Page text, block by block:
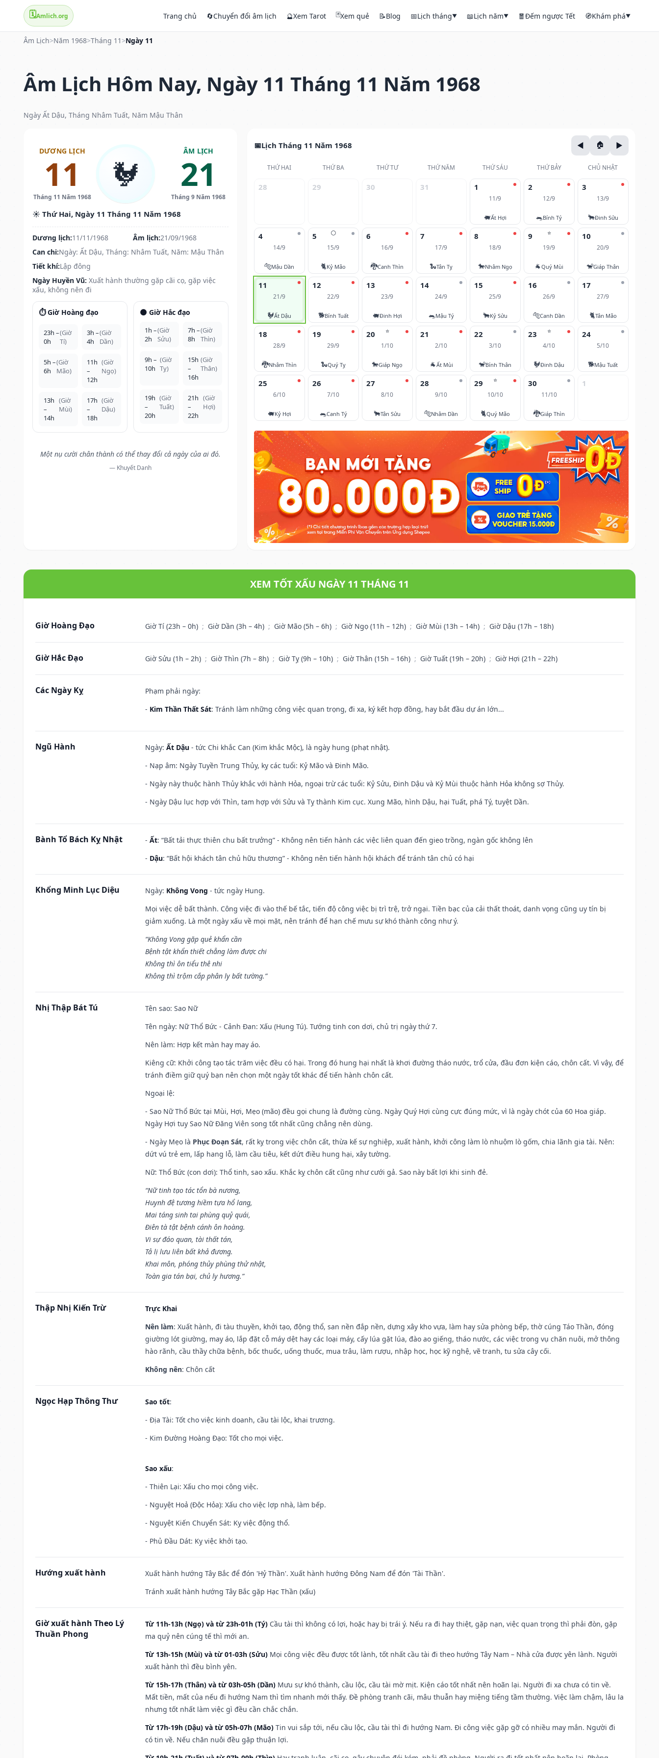
🗓️Amlich.org Trang chủ 🔄Chuyển đổi âm lịch 🔮Xem Tarot 🃏Xem quẻ 📝Blog 📅Lịch tháng▼ 📖Lịch năm▼ 🧧Đếm ngược Tết 🧭Khám phá▼
Âm Lịch>Năm 1968>Tháng 11 >Ngày 11
Âm Lịch Hôm Nay, Ngày 11 Tháng 11 Năm 1968
Ngày Ất Dậu, Tháng Nhâm Tuất, Năm Mậu Thân
DƯƠNG LỊCH
11
Tháng 11 Năm 1968
🐓
ÂM LỊCH
21
Tháng 9 Năm 1968
☀️ Thứ Hai, Ngày 11 Tháng 11 Năm 1968
Dương lịch:11/11/1968 Âm lịch:21/09/1968
Can chi:Ngày: Ất Dậu, Tháng: Nhâm Tuất, Năm: Mậu Thân
Tiết khí:Lập đông
Ngày Huyền Vũ: Xuất hành thường gặp cãi cọ, gặp việc
xấu, không nên đi
⏱️ Giờ Hoàng đạo
23h –
0h
(Giờ
Tí)
3h –
4h
(Giờ
Dần)
5h –
6h
(Giờ
Mão)
11h
–
12h
(Giờ
Ngọ)
13h
–
14h
(Giờ
Mùi)
17h
–
18h
(Giờ
Dậu)
🌑 Giờ Hắc đạo
1h –
2h
(Giờ
Sửu)
7h –
8h
(Giờ
Thìn)
9h –
10h
(Giờ
Tỵ)
15h
–
16h
(Giờ
Thân)
19h
–
20h
(Giờ
Tuất)
21h
–
22h
(Giờ
Hợi)
Một nụ cười chân thành có thể thay đổi cả ngày của ai đó.
— Khuyết Danh
Lịch Tháng 11 Năm 1968
THỨ HAI THỨ BA THỨ TƯ THỨ NĂM THỨ SÁU THỨ BẢY CHỦ NHẬT
28 29 30 31 1
11/9
🐖Ất Hợi
2
12/9
🐀Bính Tý
3
13/9
🐂Đinh Sửu
4
14/9
🐅Mậu Dần
🌕
5
15/9
🐈Kỷ Mão
6
16/9
🐉Canh Thìn
7
17/9
🐍Tân Tỵ
8
18/9
🐎Nhâm Ngọ
⭐
9
19/9
🐐Quý Mùi
10
20/9
🐒Giáp Thân
11
21/9
🐓Ất Dậu
12
22/9
🐕Bính Tuất
13
23/9
🐖Đinh Hợi
14
24/9
🐀Mậu Tý
15
25/9
🐂Kỷ Sửu
16
26/9
🐅Canh Dần
17
27/9
🐈Tân Mão
18
28/9
🐉Nhâm Thìn
19
29/9
🐍Quý Tỵ
⭐
20
1/10
🐎Giáp Ngọ
21
2/10
🐐Ất Mùi
22
3/10
🐒Bính Thân
⭐
23
4/10
🐓Đinh Dậu
24
5/10
🐕Mậu Tuất
25
6/10
🐖Kỷ Hợi
26
7/10
🐀Canh Tý
27
8/10
🐂Tân Sửu
28
9/10
🐅Nhâm Dần
⭐
29
10/10
🐈Quý Mão
30
11/10
🐉Giáp Thìn
1
XEM TỐT XẤU NGÀY 11 THÁNG 11
Giờ Hoàng Đạo Giờ Tí (23h – 0h) ; Giờ Dần (3h – 4h) ; Giờ Mão (5h – 6h) ; Giờ Ngọ (11h – 12h) ; Giờ Mùi (13h – 14h) ; Giờ Dậu (17h – 18h)
Giờ Hắc Đạo Giờ Sửu (1h – 2h) ; Giờ Thìn (7h – 8h) ; Giờ Tỵ (9h – 10h) ; Giờ Thân (15h – 16h) ; Giờ Tuất (19h – 20h) ; Giờ Hợi (21h – 22h)
Các Ngày Kỵ
Phạm phải ngày:
- Kim Thần Thất Sát: Tránh làm những công việc quan trọng, đi xa, ký kết hợp đồng, hay bắt đầu dự án lớn...
Ngũ Hành Ngày: Ất Dậu - tức Chi khắc Can (Kim khắc Mộc), là ngày hung (phạt nhật).
- Nạp âm: Ngày Tuyền Trung Thủy, kỵ các tuổi: Kỷ Mão và Đinh Mão.
- Ngày này thuộc hành Thủy khắc với hành Hỏa, ngoại trừ các tuổi: Kỷ Sửu, Đinh Dậu và Kỷ Mùi thuộc hành Hỏa không sợ Thủy.
- Ngày Dậu lục hợp với Thìn, tam hợp với Sửu và Tỵ thành Kim cục. Xung Mão, hình Dậu, hại Tuất, phá Tý, tuyệt Dần.
Bành Tổ Bách Kỵ Nhật - Ất: “Bất tải thực thiên chu bất trưởng” - Không nên tiến hành các việc liên quan đến gieo trồng, ngàn gốc không lên
- Dậu: “Bất hội khách tân chủ hữu thương” - Không nên tiến hành hội khách để tránh tân chủ có hại
Khổng Minh Lục Diệu Ngày: Không Vong - tức ngày Hung.
Mọi việc dễ bất thành. Công việc đi vào thế bế tắc, tiến độ công việc bị trì trệ, trở ngại. Tiền bạc của cải thất thoát, danh vọng cũng uy tín bị
giảm xuống. Là một ngày xấu về mọi mặt, nên tránh để hạn chế mưu sự khó thành công như ý.
“Không Vong gặp quẻ khẩn cần
Bệnh tật khẩn thiết chẳng làm được chi
Không thì ôn tiểu thê nhi
Không thì trộm cắp phân ly bất tường.”
Nhị Thập Bát Tú Tên sao: Sao Nữ
Tên ngày: Nữ Thổ Bức - Cảnh Đan: Xấu (Hung Tú). Tướng tinh con dơi, chủ trị ngày thứ 7.
Nên làm: Hợp kết màn hay may áo.
Kiêng cữ: Khởi công tạo tác trăm việc đều có hại. Trong đó hung hại nhất là khơi đường tháo nước, trổ cửa, đầu đơn kiện cáo, chôn cất. Vì vậy, để
tránh điềm giữ quý bạn nên chọn một ngày tốt khác để tiến hành chôn cất.
Ngoại lệ:
- Sao Nữ Thổ Bức tại Mùi, Hợi, Mẹo (mão) đều gọi chung là đường cùng. Ngày Quý Hợi cùng cực đúng mức, vì là ngày chót của 60 Hoa giáp.
Ngày Hợi tuy Sao Nữ Đăng Viên song tốt nhất cũng chẳng nên dùng.
- Ngày Mẹo là Phục Đoạn Sát, rất kỵ trong việc chôn cất, thừa kế sự nghiệp, xuất hành, khởi công làm lò nhuộm lò gốm, chia lãnh gia tài. Nên:
dứt vú trẻ em, lấp hang lỗ, làm cầu tiêu, kết dứt điều hung hại, xây tường.
Nữ: Thổ Bức (con dơi): Thổ tinh, sao xấu. Khắc kỵ chôn cất cũng như cưới gả. Sao này bất lợi khi sinh đẻ.
“Nữ tinh tạo tác tổn bà nương,
Huynh đệ tương hiềm tựa hổ lang,
Mai táng sinh tai phùng quỷ quái,
Điên tà tật bệnh cánh ôn hoàng.
Vi sự đáo quan, tài thất tán,
Tả lị lưu liên bất khả đương.
Khai môn, phóng thủy phùng thử nhật,
Toàn gia tán bại, chủ ly hương.”
Thập Nhị Kiến Trừ
Trực Khai
Nên làm: Xuất hành, đi tàu thuyền, khởi tạo, động thổ, san nền đắp nền, dựng xây kho vựa, làm hay sửa phòng bếp, thờ cúng Táo Thần, đóng
giường lót giường, may áo, lắp đặt cỗ máy dệt hay các loại máy, cấy lúa gặt lúa, đào ao giếng, tháo nước, các việc trong vụ chăn nuôi, mở thông
hào rãnh, cầu thầy chữa bệnh, bốc thuốc, uống thuốc, mua trâu, làm rượu, nhập học, học kỹ nghệ, vẽ tranh, tu sửa cây cối.
Không nên: Chôn cất
Ngọc Hạp Thông Thư Sao tốt:
- Địa Tài: Tốt cho việc kinh doanh, cầu tài lộc, khai trương.
- Kim Đường Hoàng Đạo: Tốt cho mọi việc.
Sao xấu:
- Thiên Lại: Xấu cho mọi công việc.
- Nguyệt Hoả (Độc Hỏa): Xấu cho việc lợp nhà, làm bếp.
- Nguyệt Kiến Chuyển Sát: Kỵ việc động thổ.
- Phủ Đầu Dát: Kỵ việc khởi tạo.
Hướng xuất hành
Xuất hành hướng Tây Bắc để đón 'Hỷ Thần'. Xuất hành hướng Đông Nam để đón 'Tài Thần'.
Tránh xuất hành hướng Tây Bắc gặp Hạc Thần (xấu)
Giờ xuất hành Theo Lý
Thuần Phong
Từ 11h-13h (Ngọ) và từ 23h-01h (Tý) Cầu tài thì không có lợi, hoặc hay bị trái ý. Nếu ra đi hay thiệt, gặp nạn, việc quan trọng thì phải đòn, gặp
ma quỷ nên cúng tế thì mới an.
Từ 13h-15h (Mùi) và từ 01-03h (Sửu) Mọi công việc đều được tốt lành, tốt nhất cầu tài đi theo hướng Tây Nam – Nhà cửa được yên lành. Người
xuất hành thì đều bình yên.
Từ 15h-17h (Thân) và từ 03h-05h (Dần) Mưu sự khó thành, cầu lộc, cầu tài mờ mịt. Kiện cáo tốt nhất nên hoãn lại. Người đi xa chưa có tin về.
Mất tiền, mất của nếu đi hướng Nam thì tìm nhanh mới thấy. Đề phòng tranh cãi, mâu thuẫn hay miệng tiếng tầm thường. Việc làm chậm, lâu la
nhưng tốt nhất làm việc gì đều cần chắc chắn.
Từ 17h-19h (Dậu) và từ 05h-07h (Mão) Tin vui sắp tới, nếu cầu lộc, cầu tài thì đi hướng Nam. Đi công việc gặp gỡ có nhiều may mắn. Người đi
có tin về. Nếu chăn nuôi đều gặp thuận lợi.